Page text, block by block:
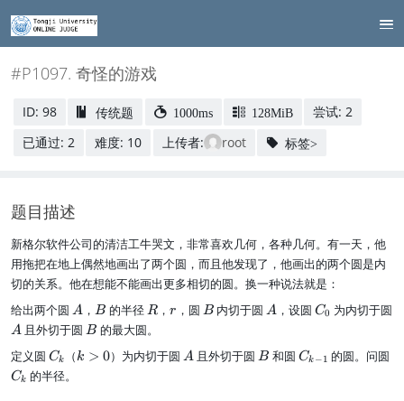
#P1097. 奇怪的游戏
ID: 98 传统题 1000ms 128MiB
尝试: 2
已通过: 2
难度: 10 上传者: root 标签>
题目描述
新格尔软件公司的清洁工牛哭文，非常喜欢几何，各种几何。有一天，他
用拖把在地上偶然地画出了两个圆，而且他发现了，他画出的两个圆是内
切的关系。他在想能不能画出更多相切的圆。换一种说法就是：
给出两个圆A
A ，B
B 的半径 R
R ，r
r ，圆 B
B 内切于圆A
A ，设圆C
C0 为内切于圆
A
A 且外切于圆B
B 的最大圆。
定义圆C
_
k
Ck （k
k > 0）为内切于圆A
A 且外切于圆B
B 和圆C
Ck −1 的圆。问圆
Ck 的半径。